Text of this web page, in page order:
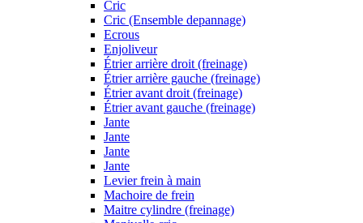
Cric
Cric (Ensemble depannage)
Ecrous
Enjoliveur
Étrier arrière droit (freinage)
Étrier arrière gauche (freinage)
Étrier avant droit (freinage)
Étrier avant gauche (freinage)
Jante
Jante
Jante
Jante
Levier frein à main
Machoire de frein
Maitre cylindre (freinage)